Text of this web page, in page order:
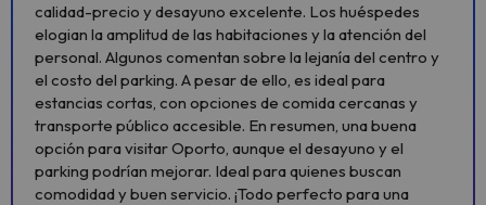
calidad-precio y desayuno excelente. Los huéspedes
elogian la amplitud de las habitaciones y la atención del
personal. Algunos comentan sobre la lejanía del centro y
el costo del parking. A pesar de ello, es ideal para
estancias cortas, con opciones de comida cercanas y
transporte público accesible. En resumen, una buena
opción para visitar Oporto, aunque el desayuno y el
parking podrían mejorar. Ideal para quienes buscan
comodidad y buen servicio. ¡Todo perfecto para una